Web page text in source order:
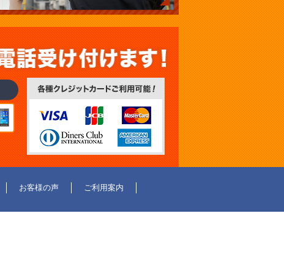
お客様の声 ご利用案内